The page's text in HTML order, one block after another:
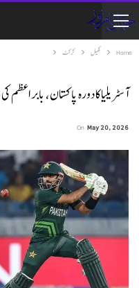
Home کھیل کرکٹ
آسٹریلیا کا دورہ پاکستان، بابر
On May 20, 2026